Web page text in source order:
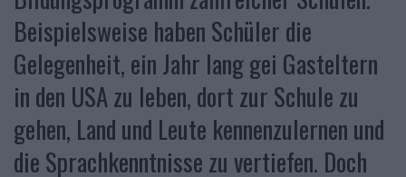
Beispielsweise haben Schüler die
Gelegenheit, ein Jahr lang gei Gasteltern
in den USA zu leben, dort zur Schule zu
gehen, Land und Leute kennenzulernen und
die Sprachkenntnisse zu vertiefen. Doch